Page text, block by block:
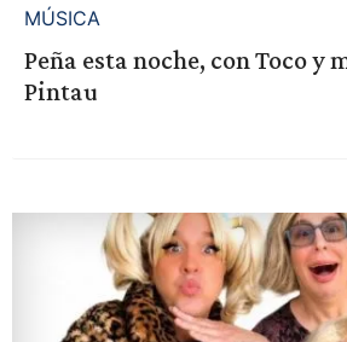
MÚSICA
Peña esta noche, con Toco y
Pintau